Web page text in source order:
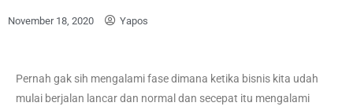
November 18, 2020 Yapos
Pernah gak sih mengalami fase dimana ketika bisnis kita udah
mulai berjalan lancar dan normal dan secepat itu mengalami